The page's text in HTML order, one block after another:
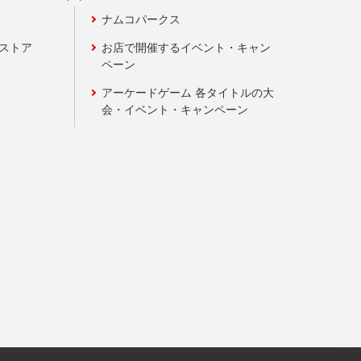
トア
ナムコパークス
お店で開催するイベント・キャン
ペーン
アーケードゲーム 各タイトルの大
会・イベント・キャンペーン